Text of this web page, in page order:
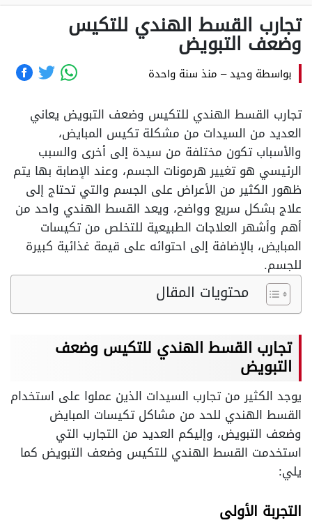
تجارب القسط الهندي للتكيس
وضعف التبويض
بواسطة وحيد– منذ سنة واحدة
تجارب القسط الهندي للتكيس وضعف التبويض يعاني
العديد من السيدات من مشكلة تكيس المبايض،
والأسباب تكون مختلفة من سيدة إلى أخرى والسبب
الرئيسي هو تغيير هرمونات الجسم، وعند الإصابة بها يتم
ظهور الكثير من الأعراض على الجسم والتي تحتاج إلى
علاج بشكل سريع وواضح، ويعد القسط الهندي واحد من
أهم وأشهر العلاجات الطبيعية للتخلص من تكيسات
المبايض، بالإضافة إلى احتوائه على قيمة غذائية كبيرة
للجسم.
محتويات المقال
تجارب القسط الهندي للتكيس وضعف
التبويض
يوجد الكثير من تجارب السيدات الذين عملوا على استخدام
القسط الهندي للحد من مشاكل تكيسات المبايض
وضعف التبويض، وإليكم العديد من التجارب التي
استخدمت القسط الهندي للتكيس وضعف التبويض كما
يلي:
التجربة الأولى